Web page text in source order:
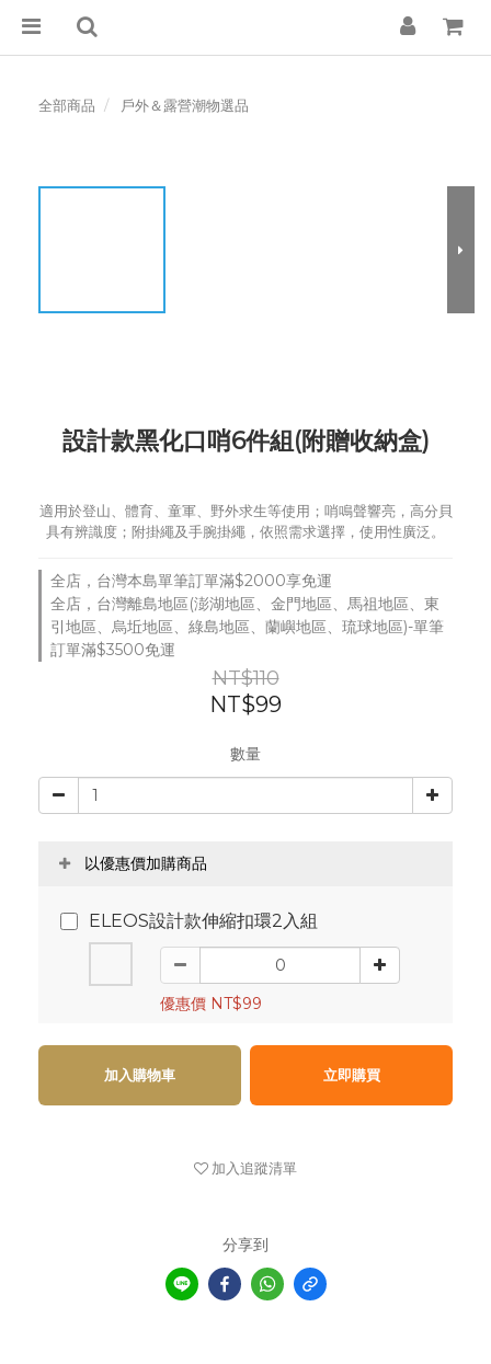
全部商品 戶外＆露營潮物選品
設計款黑化口哨6件組(附贈收納盒)
適用於登山、體育、童軍、野外求生等使用；哨鳴聲響亮，高分貝
具有辨識度；附掛繩及手腕掛繩，依照需求選擇，使用性廣泛。
全店，台灣本島單筆訂單滿$2000享免運
全店，台灣離島地區(澎湖地區、金門地區、馬祖地區、東
引地區、烏坵地區、綠島地區、蘭嶼地區、琉球地區)-單筆
訂單滿$3500免運
NT$110
NT$99
數量
以優惠價加購商品
ELEOS設計款伸縮扣環2入組
優惠價 NT$99
加入購物車 立即購買
加入追蹤清單
分享到